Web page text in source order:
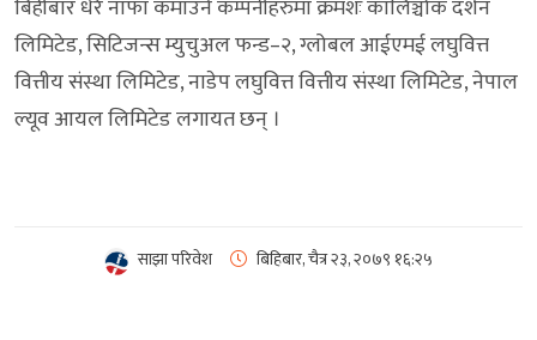
बिहीबार धेरै नाफा कमाउने कम्पनीहरुमा क्रमशः कालिञ्चोक दर्शन
लिमिटेड, सिटिजन्स म्युचुअल फन्ड–२, ग्लोबल आईएमई लघुवित्त
वित्तीय संस्था लिमिटेड, नाडेप लघुवित्त वित्तीय संस्था लिमिटेड, नेपाल
ल्यूव आयल लिमिटेड लगायत छन् ।
साझा परिवेश बिहिबार, चैत्र २३, २०७९ १६:२५